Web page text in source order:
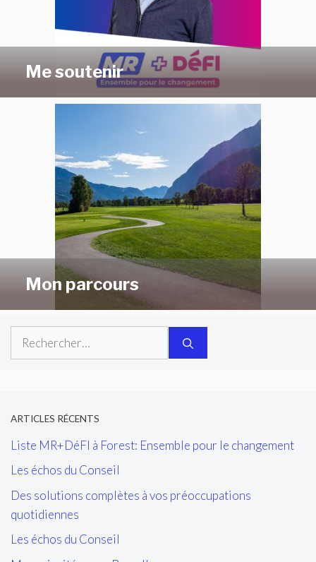
Me soutenir
Mon parcours
Rechercher :
ARTICLES RÉCENTS
Liste MR+DéFI à Forest: Ensemble pour le changement
Les échos du Conseil
Des solutions complètes à vos préoccupations
quotidiennes
Les échos du Conseil